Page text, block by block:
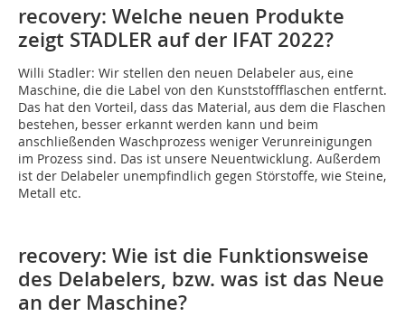
recovery: Welche neuen Produkte
zeigt STADLER auf der IFAT 2022?
Willi Stadler: Wir stellen den neuen Delabeler aus, eine
Maschine, die die Label von den Kunststoffflaschen entfernt.
Das hat den Vorteil, dass das Material, aus dem die Flaschen
bestehen, besser erkannt werden kann und beim
anschließenden Waschprozess weniger Verunreinigungen
im Prozess sind. Das ist unsere Neuentwicklung. Außerdem
ist der Delabeler unempfindlich gegen Störstoffe, wie Steine,
Metall etc.
recovery: Wie ist die Funktionsweise
des Delabelers, bzw. was ist das Neue
an der Maschine?